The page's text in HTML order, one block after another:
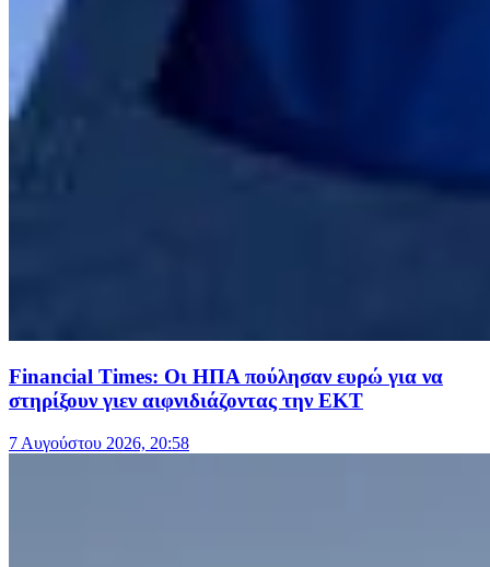
Financial Times: Οι ΗΠΑ πούλησαν ευρώ για να
στηρίξουν γιεν αιφνιδιάζοντας την ΕΚΤ
7 Αυγούστου 2026, 20:58